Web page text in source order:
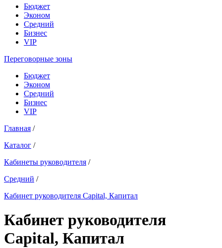
Бюджет
Эконом
Средний
Бизнес
VIP
Переговорные зоны
Бюджет
Эконом
Средний
Бизнес
VIP
Главная /
Каталог /
Кабинеты руководителя /
Средний /
Кабинет руководителя Capital, Капитал
Кабинет руководителя
Capital, Капитал